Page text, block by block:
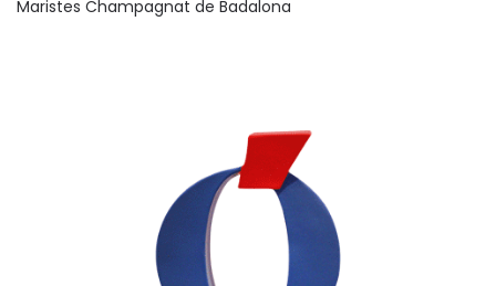
Maristes Champagnat de Badalona